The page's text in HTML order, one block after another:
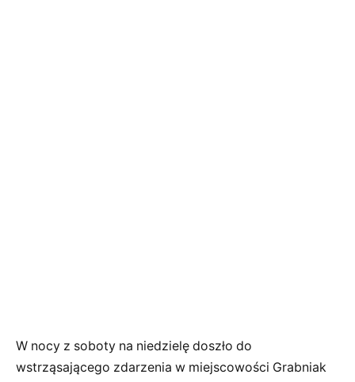
W nocy z soboty na niedzielę doszło do
wstrząsającego zdarzenia w miejscowości Grabniak